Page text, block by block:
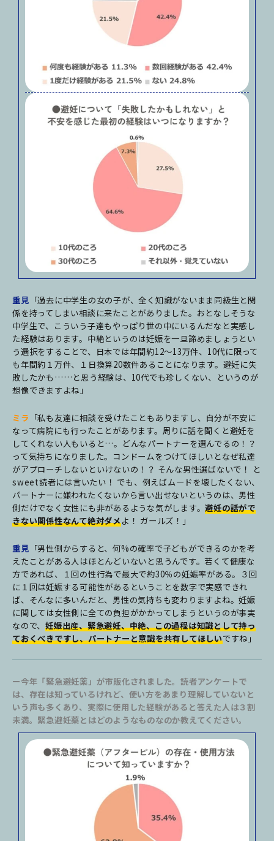
重見 「過去に中学生の女の子が、全く知識がないまま同級生と関
係を持ってしまい相談に来たことがありました。おとなしそうな
中学生で、こういう子達もやっぱり世の中にいるんだなと実感し
た経験はあります。中絶というのは妊娠を一旦諦めましょうとい
う選択をすることで、日本では年間約12～13万件、10代に限って
も年間約１万件、１日換算20数件あることになります。避妊に失
敗したかも……と思う経験は、10代でも珍しくない、というのが
想像できますよね」
ミラ 「私も友達に相談を受けたこともありますし、自分が不安に
なって病院にも行ったことがあります。周りに話を聞くと避妊を
してくれない人もいると…。どんなパートナーを選んでるの！？
って気持ちになりました。コンドームをつけてほしいとなぜ私達
がアプローチしないといけないの！？ そんな男性選ばないで！ と
sweet読者には言いたい！ でも、例えばムードを壊したくない、
パートナーに嫌われたくないから言い出せないというのは、男性
側だけでなく女性にも非があるような気がします。避妊の話がで
きない関係性なんて絶対ダメよ！ ガールズ！」
重見 「男性側からすると、何%の確率で子どもができるのかを考
えたことがある人はほとんどいないと思うんです。若くて健康な
方であれば、１回の性行為で最大で約30％の妊娠率がある。３回
に１回は妊娠する可能性があるということを数字で実感できれ
ば、そんなに多いんだと、男性の気持ちも変わりますよね。妊娠
に関しては女性側に全ての負担がかかってしまうというのが事実
なので、 妊娠出産、緊急避妊、中絶、この過程は知識として持っ
ておくべきですし、パートナーと意識を共有してほしいですね」
ー今年「緊急避妊薬」が市販化されました。読者アンケートで
は、存在は知っているけれど、使い方をあまり理解していないと
いう声も多くあり、実際に使用した経験があると答えた人は３割
未満。緊急避妊薬とはどのようなものなのか教えてください。